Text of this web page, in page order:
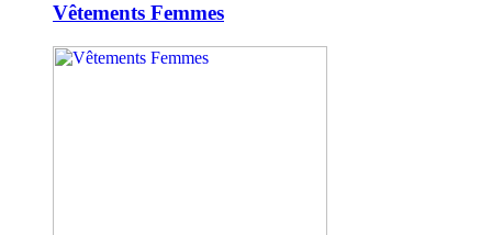
Vêtements Femmes